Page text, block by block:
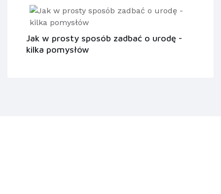
Jak w prosty sposób zadbać o urodę -
kilka pomysłów